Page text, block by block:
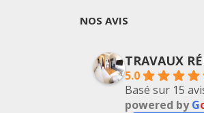
NOS AVIS
TRAVAUX
5.0
Basé sur 15
powered byG